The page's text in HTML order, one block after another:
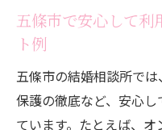
五條市で安心して利
ト例
五條市の結婚相談所で
保護の徹底など、安心
ています。たとえば、